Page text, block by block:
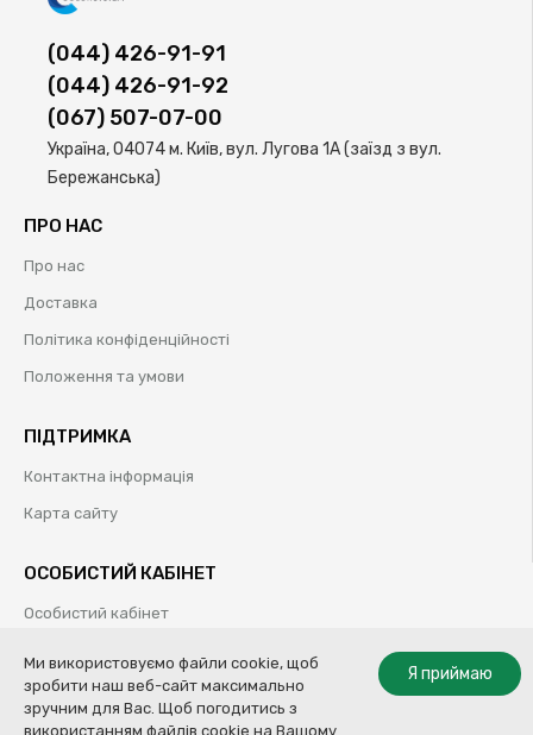
(044) 426-91-91
(044) 426-91-92
(067) 507-07-00
Україна, 04074 м. Київ, вул. Лугова 1А (заїзд з вул.
Бережанська)
ПРО НАС
Про нас
Доставка
Політика конфіденційності
Положення та умови
ПІДТРИМКА
Контактна інформація
Карта сайту
ОСОБИСТИЙ КАБІНЕТ
Особистий кабінет
Обрані товари
Я приймаю
Ми використовуємо файли cookie, щоб
зробити наш веб-сайт максимально
зручним для Вас. Щоб погодитись з
використанням файлів cookie на Вашому